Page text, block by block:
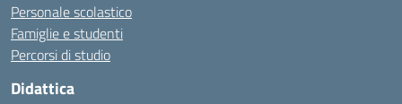
Personale scolastico
Famiglie e studenti
Percorsi di studio
Didattica